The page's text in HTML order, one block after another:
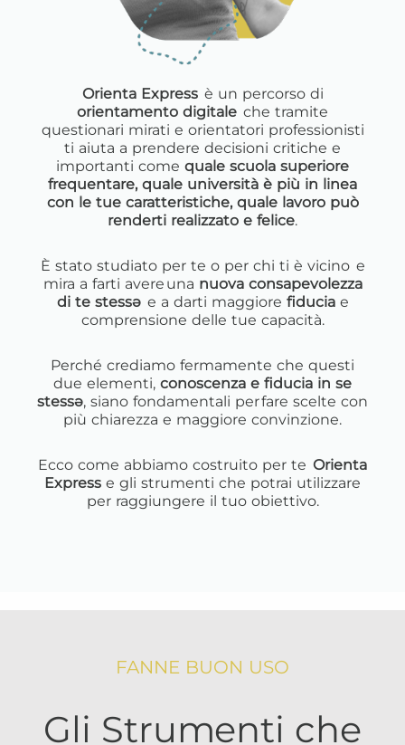
Orienta Express è un percorso di
orientamento digitale che tramite
questionari mirati e orientatori professionisti
ti aiuta a prendere decisioni critiche e
importanti come quale scuola superiore
frequentare, quale università è più in linea
con le tue caratteristiche, quale lavoro può
renderti realizzato e felice.
È stato studiato per te o per chi ti è vicino e
mira a farti avere una nuova consapevolezza
di te stessə e a darti maggiore fiduciae
comprensione delle tue capacità.
Perché crediamo fermamente che questi
due elementi, conoscenza e fiducia in se
stessə, siano fondamentali per fare scelte con
più chiarezza e maggiore convinzione.
Ecco come abbiamo costruito per te Orienta
Express e gli strumenti che potrai utilizzare
per raggiungere il tuo obiettivo.
FANNE BUON USO
Gli Strumenti che